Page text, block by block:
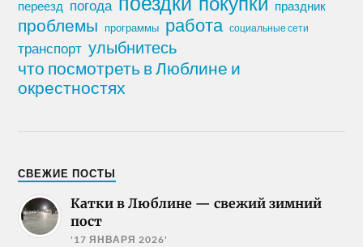
переезд погода праздник
проблемы программы работа социальные сети
транспорт улыбнитесь
что посмотреть в Люблине и
окрестностях
СВЕЖИЕ ПОСТЫ
Катки в Люблине — свежий зимний
пост
'17 ЯНВАРЯ 2026'